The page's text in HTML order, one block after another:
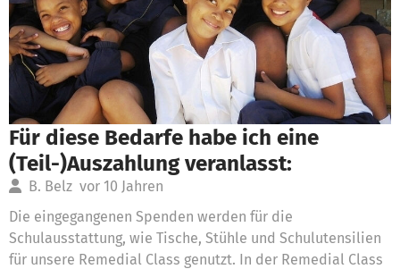
Für diese Bedarfe habe ich eine
(Teil-)Auszahlung veranlasst:
B. Belz vor 10 Jahren
Die eingegangenen Spenden werden für die
Schulausstattung, wie Tische, Stühle und Schulutensilien
für unsere Remedial Class genutzt. In der Remedial Class